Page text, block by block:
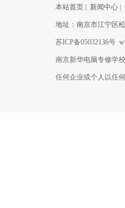
本站首页 新闻中心
地址：南京市江宁区
苏ICP备05032136号
南京新华电脑专修学
任何企业或个人以任